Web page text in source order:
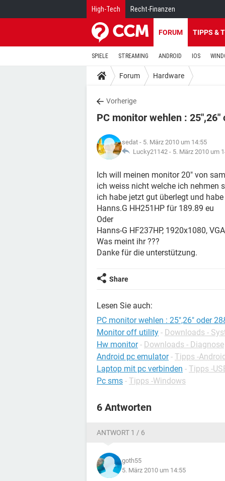
High-Tech Recht-Finanzen
FORUM TIPPS &
SPIELE STREAMING ANDROID IOS
Forum Hardware
Vorherige
PC monitor wehlen : 25",26"
sedat - 5. März 2010 um 14:55
Lucky21142 - 5. März 2010 um
Ich will meinen monitor 20" von
ich weiss nicht welche ich nehmen
ich habe jetzt gut überlegt und
Hanns.G HH251HP für 189.89 eu
Oder
Hanns-G HF237HP, 1920x1080,
Was meint ihr ???
Danke für die unterstützung.
Share
Lesen Sie auch:
PC monitor wehlen : 25",26" oder
Monitor off utility - Downloads -
Hw monitor - Downloads - Diagnose
Android pc emulator - Tipps -
Laptop mit pc verbinden - Tipps -
Pc sms - Tipps -Windows
6 Antworten
ANTWORT 1 / 6
goth55
5. März 2010 um 14:55